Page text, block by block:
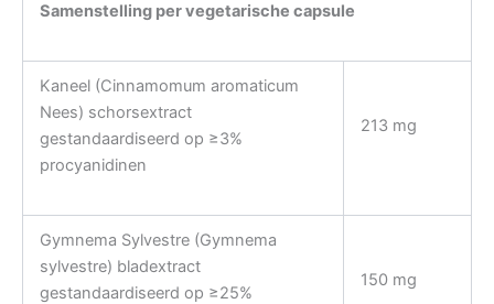
Samenstelling per vegetarische capsule
Kaneel (Cinnamomum aromaticum
Nees) schorsextract
gestandaardiseerd op ≥3%
procyanidinen
213 mg
Gymnema Sylvestre (Gymnema
sylvestre) bladextract
gestandaardiseerd op ≥25%
150 mg